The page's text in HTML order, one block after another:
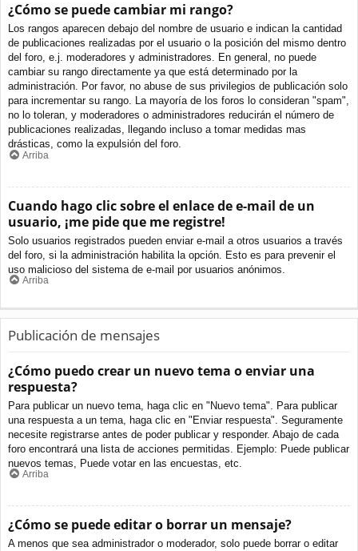
¿Cómo se puede cambiar mi rango?
Los rangos aparecen debajo del nombre de usuario e indican la cantidad
de publicaciones realizadas por el usuario o la posición del mismo dentro
del foro, e.j. moderadores y administradores. En general, no puede
cambiar su rango directamente ya que está determinado por la
administración. Por favor, no abuse de sus privilegios de publicación solo
para incrementar su rango. La mayoría de los foros lo consideran "spam",
no lo toleran, y moderadores o administradores reducirán el número de
publicaciones realizadas, llegando incluso a tomar medidas mas
drásticas, como la expulsión del foro.
Arriba
Cuando hago clic sobre el enlace de e-mail de un
usuario, ¡me pide que me registre!
Solo usuarios registrados pueden enviar e-mail a otros usuarios a través
del foro, si la administración habilita la opción. Esto es para prevenir el
uso malicioso del sistema de e-mail por usuarios anónimos.
Arriba
Publicación de mensajes
¿Cómo puedo crear un nuevo tema o enviar una
respuesta?
Para publicar un nuevo tema, haga clic en "Nuevo tema". Para publicar
una respuesta a un tema, haga clic en "Enviar respuesta". Seguramente
necesite registrarse antes de poder publicar y responder. Abajo de cada
foro encontrará una lista de acciones permitidas. Ejemplo: Puede publicar
nuevos temas, Puede votar en las encuestas, etc.
Arriba
¿Cómo se puede editar o borrar un mensaje?
A menos que sea administrador o moderador, solo puede borrar o editar